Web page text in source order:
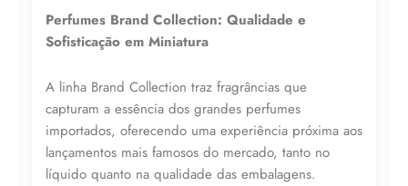
N°
173
Perfumes Brand Collection: Qualidade e
Sofisticação em Miniatura
A linha Brand Collection traz fragrâncias que
capturam a essência dos grandes perfumes
importados, oferecendo uma experiência próxima aos
lançamentos mais famosos do mercado, tanto no
líquido quanto na qualidade das embalagens.